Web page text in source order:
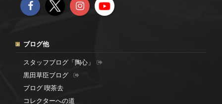
ブログ他
スタッフブログ「陶心」
黒田草臣ブログ
ブログ 喫茶去
コレクターへの道